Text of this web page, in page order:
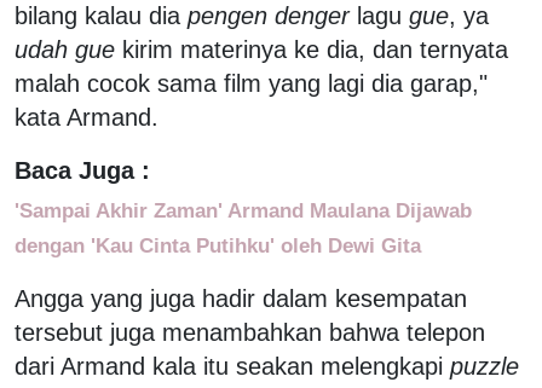
bilang kalau dia pengen dengerlagu gue, ya
udah gue kirim materinya ke dia, dan ternyata
malah cocok sama film yang lagi dia garap,"
kata Armand.
Baca Juga :
'Sampai Akhir Zaman' Armand Maulana Dijawab
dengan 'Kau Cinta Putihku' oleh Dewi Gita
Angga yang juga hadir dalam kesempatan
tersebut juga menambahkan bahwa telepon
dari Armand kala itu seakan melengkapi puzzle